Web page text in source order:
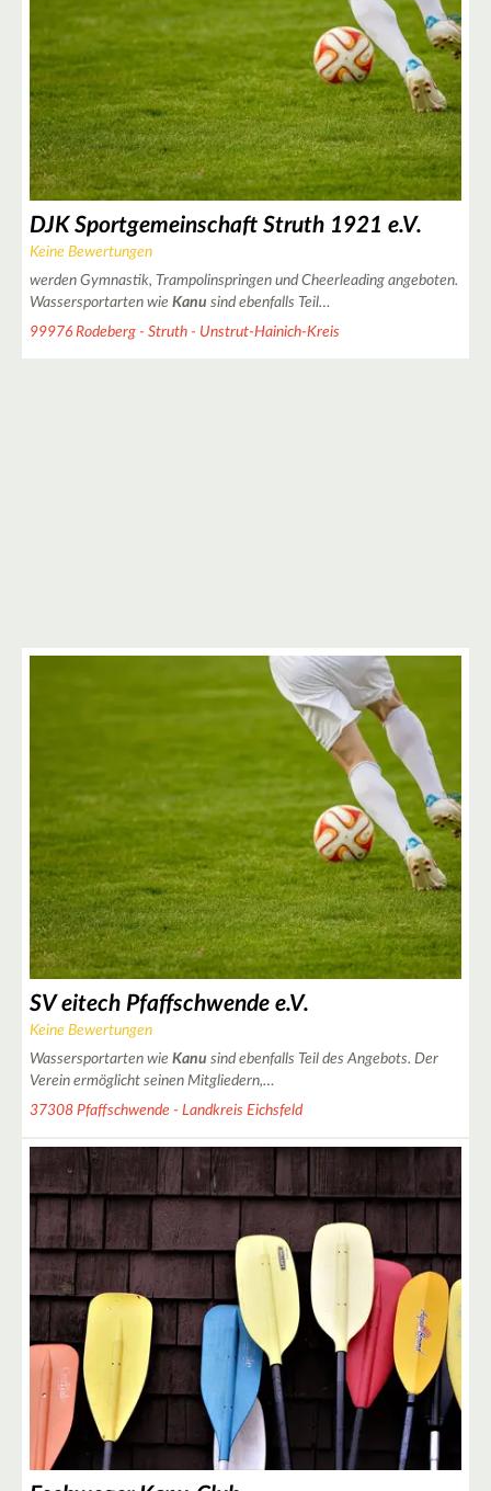
DJK Sportgemeinschaft Struth 1921 e.V.
Keine Bewertungen
werden Gymnastik, Trampolinspringen und Cheerleading angeboten.
Wassersportarten wie Kanu sind ebenfalls Teil…
99976 Rodeberg - Struth - Unstrut-Hainich-Kreis
SV eitech Pfaffschwende e.V.
Keine Bewertungen
Wassersportarten wie Kanu sind ebenfalls Teil des Angebots. Der
Verein ermöglicht seinen Mitgliedern,…
37308 Pfaffschwende - Landkreis Eichsfeld
4
4
5
11
4
4